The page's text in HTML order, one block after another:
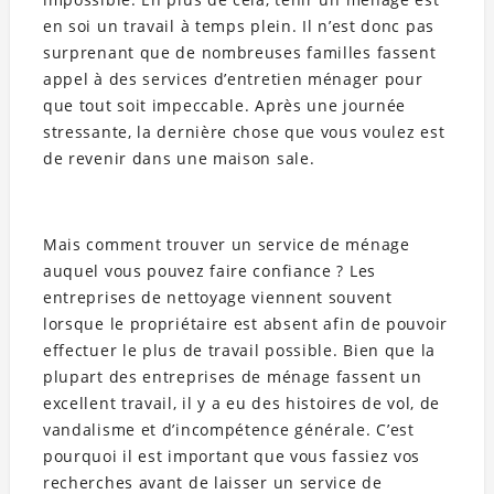
en soi un travail à temps plein. Il n’est donc pas
surprenant que de nombreuses familles fassent
appel à des services d’entretien ménager pour
que tout soit impeccable. Après une journée
stressante, la dernière chose que vous voulez est
de revenir dans une maison sale.
Mais comment trouver un service de ménage
auquel vous pouvez faire confiance ? Les
entreprises de nettoyage viennent souvent
lorsque le propriétaire est absent afin de pouvoir
effectuer le plus de travail possible. Bien que la
plupart des entreprises de ménage fassent un
excellent travail, il y a eu des histoires de vol, de
vandalisme et d’incompétence générale. C’est
pourquoi il est important que vous fassiez vos
recherches avant de laisser un service de